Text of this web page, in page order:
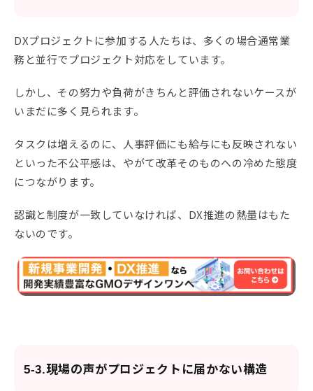
DXプロジェクトに参加する人たちは、多くの場合通常業
務と並行でプロジェクト対応をしています。
しかし、その努力や負荷がきちんと評価されないケースが
いまだに多く見られます。
タスクは増えるのに、人事評価にも給与にも反映されない
といった不公平感は、やがて改革そのものへの冷めた態度
につながります。
認識と制度が一致していなければ、DX推進の熱量はもた
ないのです。
5-3.現場の声がプロジェクトに届かない構造